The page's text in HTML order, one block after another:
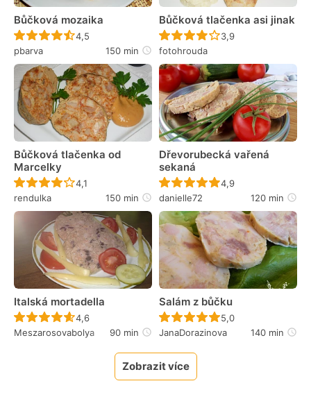
Bůčková mozaika
Recept ještě nebyl hodnocen
4,5
pbarva
150 min
Bůčková tlačenka asi jinak
Recept ještě nebyl
3,9
fotohrouda
Bůčková tlačenka od
Marcelky
Recept ještě nebyl hodnocen
4,1
rendulka
150 min
Dřevorubecká vařená
sekaná
Recept ještě nebyl
4,9
danielle72
120 min
Italská mortadella
Recept ještě nebyl hodnocen
4,6
Meszarosovabolya
90 min
Salám z bůčku
Recept ještě nebyl
5,0
JanaDorazinova
140 min
Zobrazit více